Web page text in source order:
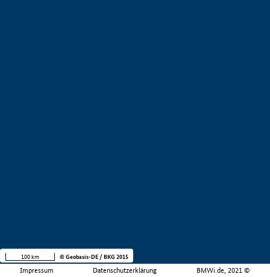
Impressum Datenschutzerklärung BMWi.de, 2021 ©
100 km © Geobasis-DE / BKG 2015